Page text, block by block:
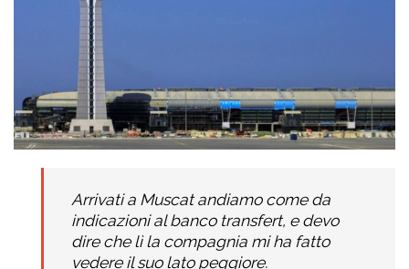
Arrivati a Muscat andiamo come da
indicazioni al banco transfert, e devo
dire che lì la compagnia mi ha fatto
vedere il suo lato peggiore.